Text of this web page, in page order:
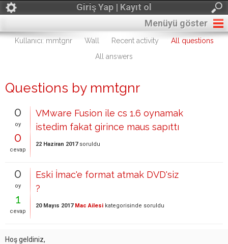
Giriş Yap | Kayıt ol
Menüyü göster
Kullanıcı: mmtgnr Wall Recent activity
All questions
All answers
Questions by mmtgnr
0
oy
0
cevap
VMware Fusion ile cs 1.6 oynamak
istedim fakat girince maus sapıttı
22 Haziran 2017 soruldu
0
oy
1
cevap
Eski İmac'e format atmak DVD'siz
?
20 Mayıs 2017 Mac Ailesi kategorisinde soruldu
Hoş geldiniz,